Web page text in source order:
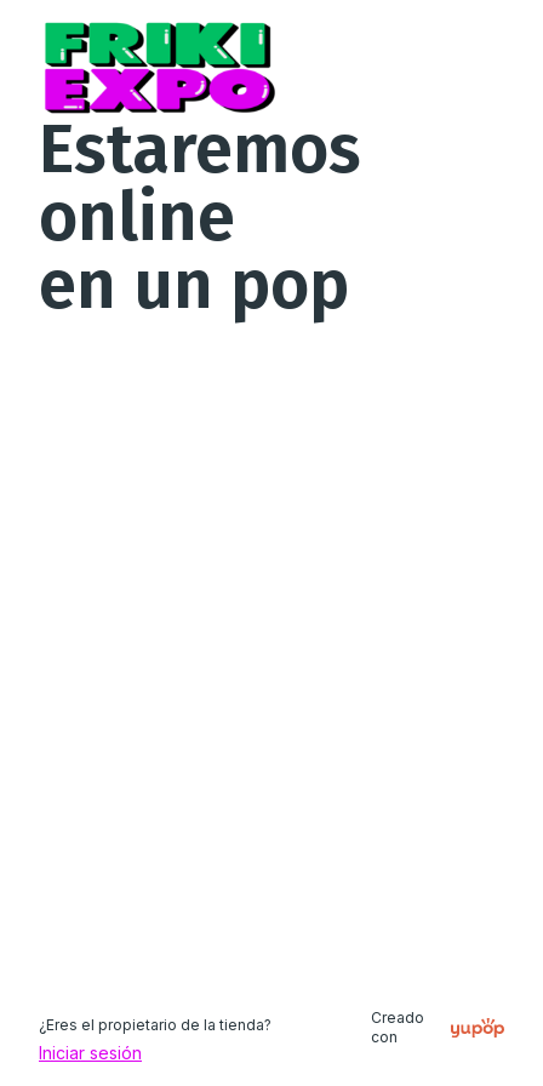
Estaremos
online
en un pop
¿Eres el propietario de la tienda?
Iniciar sesión
Creado
con